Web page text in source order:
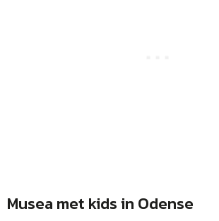
Musea met kids in Odense